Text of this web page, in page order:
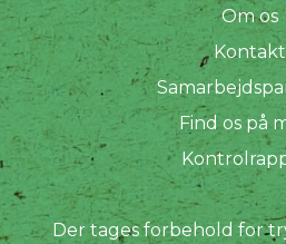
Om os
Kontakt
Find os på
Der tages forbehold for